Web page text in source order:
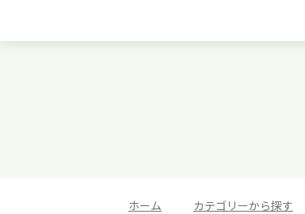
ホーム カテゴリーから探す